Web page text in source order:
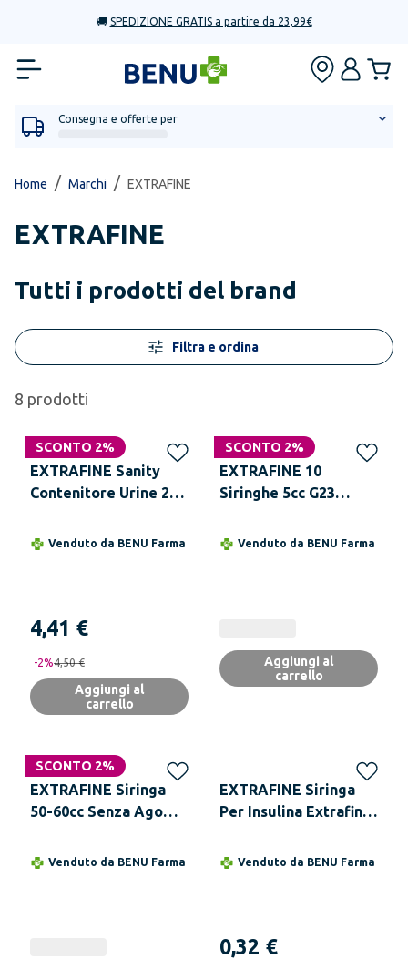
🚚 SPEDIZIONE GRATIS a partire da 23,99€
Consegna e offerte per
Home / Marchi / EXTRAFINE
EXTRAFINE
Tutti i prodotti del brand
Filtra e ordina
8 prodotti
SCONTO 2%
EXTRAFINE Sanity
Contenitore Urine 24H
Venduto da BENU Farma
4,41 €
-2%4,50 €
Aggiungi al
carrello
SCONTO 2%
EXTRAFINE 10
Siringhe 5cc G23
Venduto da BENU Farma
Aggiungi al
carrello
SCONTO 2%
EXTRAFINE Siringa
50-60cc Senza Ago
Venduto da BENU Farma
EXTRAFINE Siringa
Per Insulina Extrafine
Removibile G26
Venduto da BENU Farma
0,32 €